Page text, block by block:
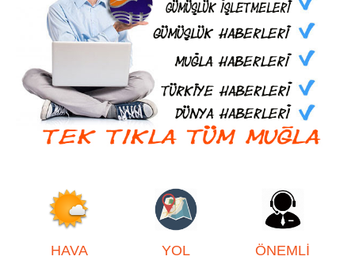
HAVA YOL ÖNEMLİ